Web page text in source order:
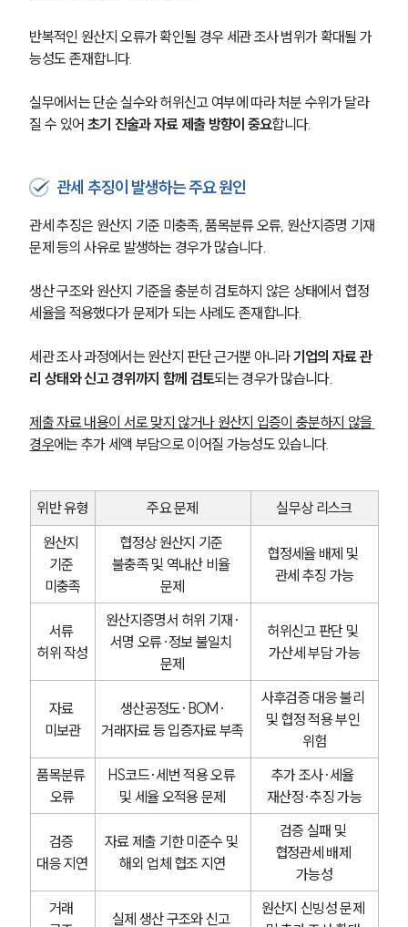
그룹소개
대륜의 강점
오시는 길
글로벌 파트너 로펌
고객의 소리
통합검색
AI대륜
업무사례
주요 업무사례
사례분석/최신동향
법률정보
법률지식인
업무분야
관세·국제통상그룹 업무
전체
반복적인 원산지 오류가 확인될 경우 세관 조사 범위가 확대될 가
능성도 존재합니다.
실무에서는 단순 실수와 허위신고 여부에 따라 처분 수위가 달라
질 수 있어 초기 진술과 자료 제출 방향이 중요합니다.
관세 추징이 발생하는 주요 원인
관세 추징은 원산지 기준 미충족, 품목분류 오류, 원산지증명 기재
문제 등의 사유로 발생하는 경우가 많습니다.
생산 구조와 원산지 기준을 충분히 검토하지 않은 상태에서 협정
세율을 적용했다가 문제가 되는 사례도 존재합니다.
세관 조사 과정에서는 원산지 판단 근거뿐 아니라 기업의 자료 관
리 상태와 신고 경위까지 함께 검토되는 경우가 많습니다.
제출 자료 내용이 서로 맞지 않거나 원산지 입증이 충분하지 않을
경우에는 추가 세액 부담으로 이어질 가능성도 있습니다.
위반 유형 주요 문제
실무상 리스크
원산지
기준
미충족
협정상 원산지 기준
불충족 및 역내산 비율
문제
협정세율 배제 및
관세 추징 가능
서류
허위 작성
원산지증명서 허위 기재·
서명 오류·정보 불일치
문제
허위신고 판단 및
가산세 부담 가능
자료
미보관
생산공정도·BOM·
거래자료 등 입증자료 부족
사후검증 대응 불리
및 협정 적용 부인
위험
품목분류
오류
HS코드·세번 적용 오류
및 세율 오적용 문제
추가 조사·세율
재산정·추징 가능
검증
대응 지연
자료 제출 기한 미준수 및
해외 업체 협조 지연
검증 실패 및
협정관세 배제
가능성
거래
실제 생산 구조와 신고
원산지 신빙성 문제